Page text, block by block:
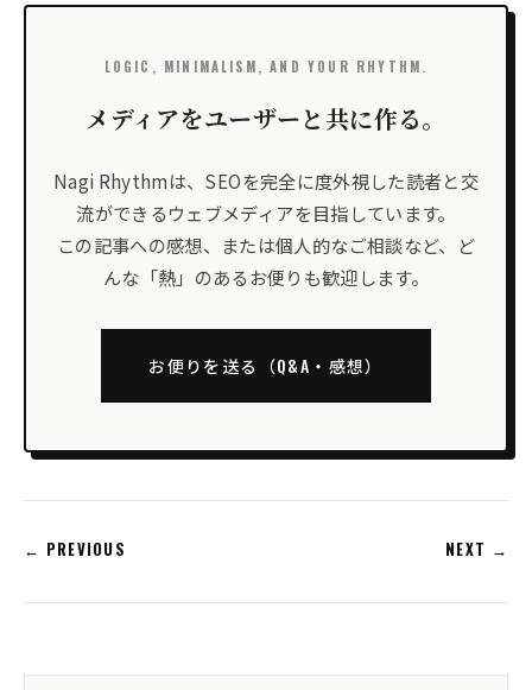
LOGIC, MINIMALISM, AND YOUR RHYTHM.
メディアをユーザーと共に作る。
Nagi Rhythmは、SEOを完全に度外視した読者と交
流ができるウェブメディアを目指しています。
この記事への感想、または個人的なご相談など、ど
んな「熱」のあるお便りも歓迎します。
お便りを送る（Q&A・感想）
← PREVIOUS NEXT →